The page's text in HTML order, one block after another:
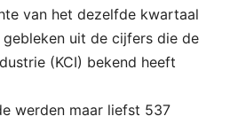
van het dezelfde kwartaal
uit de cijfers die de
(KCI) bekend heeft
werden maar liefst 537